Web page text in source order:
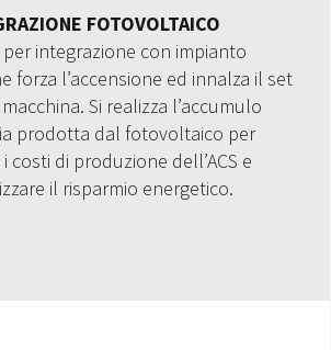
FOTOVOLTAICO
integrazione con impianto
forza l’accensione ed innalza il set
Si realizza l’accumulo
prodotta dal fotovoltaico per
costi di produzione dell’ACS e
il risparmio energetico.